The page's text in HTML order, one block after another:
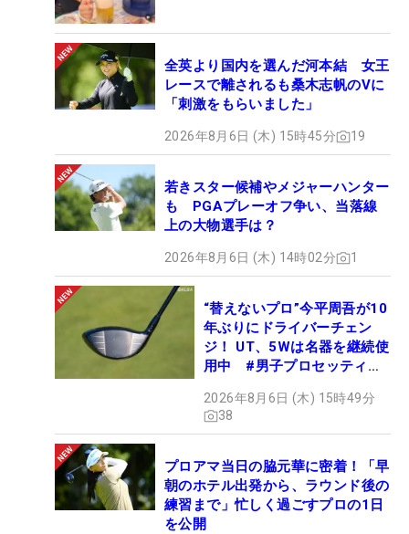
全英より国内を選んだ河本結 女王
レースで離されるも桑木志帆のVに
「刺激をもらいました」
2026年8月6日 (木) 15時45分 19
若きスター候補やメジャーハンター
も PGAプレーオフ争い、当落線
上の大物選手は？
2026年8月6日 (木) 14時02分 1
“替えないプロ”今平周吾が10
年ぶりにドライバーチェン
ジ！ UT、5Wは名器を継続使
用中 #男子プロセッティン
2026年8月6日 (木) 15時49分
38
プロアマ当日の脇元華に密着！「早
朝のホテル出発から、ラウンド後の
練習まで」忙しく過ごすプロの1日
を公開